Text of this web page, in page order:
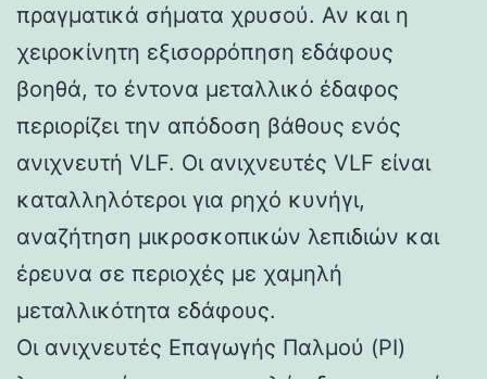
πραγματικά σήματα χρυσού. Αν και η
χειροκίνητη εξισορρόπηση εδάφους
βοηθά, το έντονα μεταλλικό έδαφος
περιορίζει την απόδοση βάθους ενός
ανιχνευτή VLF. Οι ανιχνευτές VLF είναι
καταλληλότεροι για ρηχό κυνήγι,
αναζήτηση μικροσκοπικών λεπιδιών και
έρευνα σε περιοχές με χαμηλή
μεταλλικότητα εδάφους.
Οι ανιχνευτές Επαγωγής Παλμού (PI)